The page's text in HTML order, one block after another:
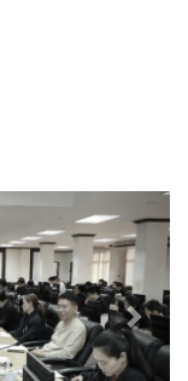
Next